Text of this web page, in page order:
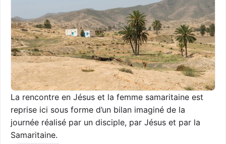
La rencontre en Jésus et la femme samaritaine est
reprise ici sous forme d’un bilan imaginé de la
journée réalisé par un disciple, par Jésus et par la
Samaritaine.